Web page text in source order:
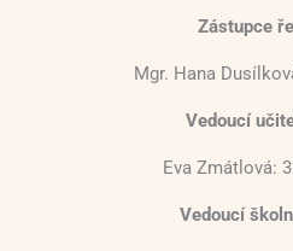
Zástupce
Mgr. Hana
Vedoucí
Eva Zmátlová:
Vedoucí